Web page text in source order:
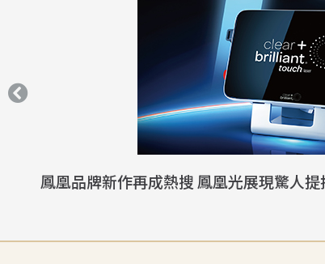
鳳凰品牌新作再成熱搜 鳳凰光展現驚人